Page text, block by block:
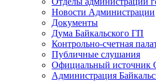
Новости Администрации
Документы
Дума Байкальского ГП
Контрольно-счетная
Публичные слушания
Официальный
Администрация